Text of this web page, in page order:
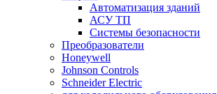
Автоматизация зданий
АСУ ТП
Системы безопасности
Преобразователи
Honeywell
Johnson Controls
Schneider Electric